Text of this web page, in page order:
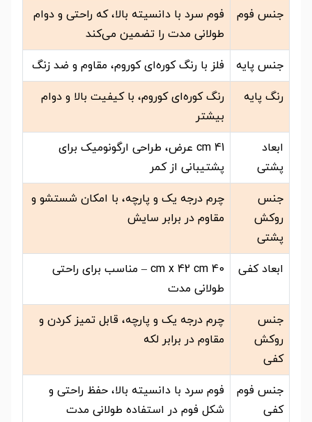
جنس فوم
فوم سرد با دانسیته بالا، که راحتی و دوام
طولانی مدت را تضمین می‌کند
جنس پایه فلز با رنگ کوره‌ای کوروم، مقاوم و ضد زنگ
رنگ پایه
رنگ کوره‌ای کوروم، با کیفیت بالا و دوام
بیشتر
ابعاد
پشتی
41 cm عرض، طراحی ارگونومیک برای
پشتیبانی از کمر
جنس
روکش
پشتی
چرم درجه یک و پارچه، با امکان شستشو و
مقاوم در برابر سایش
ابعاد کفی
40 cm x 42 cm – مناسب برای راحتی
طولانی مدت
جنس
روکش
کفی
چرم درجه یک و پارچه، قابل تمیز کردن و
مقاوم در برابر لکه
جنس فوم
کفی
فوم سرد با دانسیته بالا، حفظ راحتی و
شکل فوم در استفاده طولانی مدت